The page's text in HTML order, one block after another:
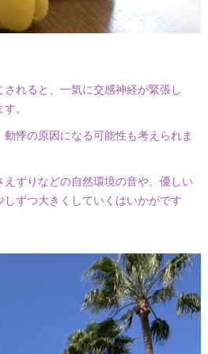
れると、一気に交感神経が緊張し
。
悸の原因になる可能性も考えられま
ずりなどの自然環境の音や、優しい
ずつ大きくしていくはいかがです